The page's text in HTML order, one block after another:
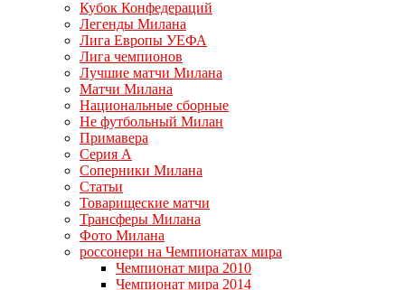
Кубок Конфедераций
Легенды Милана
Лига Европы УЕФА
Лига чемпионов
Лучшие матчи Милана
Матчи Милана
Национальные сборные
Не футбольный Милан
Примавера
Серия А
Соперники Милана
Статьи
Товарищеские матчи
Трансферы Милана
Фото Милана
россонери на Чемпионатах мира
Чемпионат мира 2010
Чемпионат мира 2014